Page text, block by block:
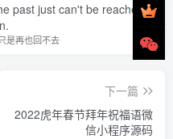
past just can't be reached
是再也回不去
下一篇
2022虎年春节拜年祝福语微
信小程序源码